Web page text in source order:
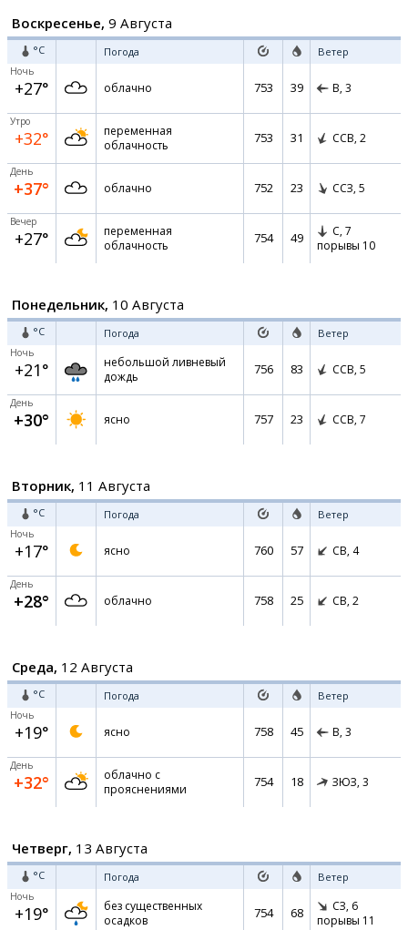
Воскресенье, 9 Августа
°C Погода Ветер
Ночь
+27° облачно 753 39 В, 3
Утро
+32°
переменная
облачность
753 31 ССВ, 2
День
+37° облачно 752 23 ССЗ, 5
Вечер
+27°
переменная
облачность
754 49 С, 7
порывы 10
Понедельник, 10 Августа
°C Погода Ветер
Ночь
+21°
небольшой ливневый
дождь
756 83 ССВ, 5
День
+30° ясно 757 23 ССВ, 7
Вторник, 11 Августа
°C Погода Ветер
Ночь
+17° ясно 760 57 СВ, 4
День
+28° облачно 758 25 СВ, 2
Среда, 12 Августа
°C Погода Ветер
Ночь
+19° ясно 758 45 В, 3
День
+32°
облачно с
прояснениями
754 18 ЗЮЗ, 3
Четверг, 13 Августа
°C Погода Ветер
Ночь
+19°
без существенных
осадков
754 68 СЗ, 6
порывы 11